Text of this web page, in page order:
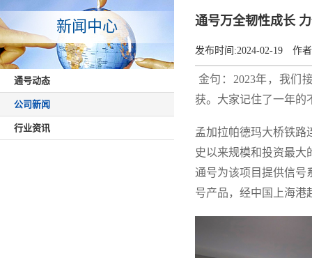
新闻中心
通号动态
公司新闻
行业资讯
通号万全韧性成长
发布时间:2024-02-19 作
金句：2023年，我们
获。大家记住了一年的
孟加拉帕德玛大桥铁路
史以来规模和投资最大
通号为该项目提供信号
号产品，经中国上海港